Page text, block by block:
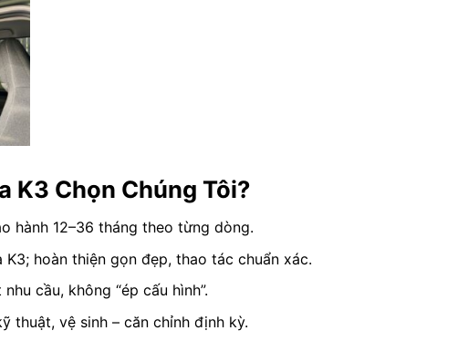
K3 Chọn Chúng Tôi?
hành 12–36 tháng theo từng dòng.
K3; hoàn thiện gọn đẹp, thao tác chuẩn xác.
cầu, không “ép cấu hình”.
thuật, vệ sinh – căn chỉnh định kỳ.